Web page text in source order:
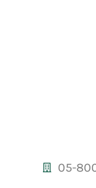
05-